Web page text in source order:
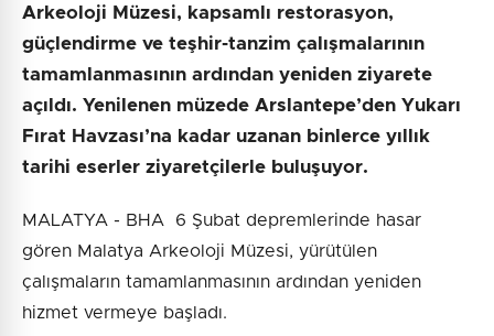
Arkeoloji Müzesi, kapsamlı restorasyon,
güçlendirme ve teşhir-tanzim çalışmalarının
tamamlanmasının ardından yeniden ziyarete
açıldı. Yenilenen müzede Arslantepe’den Yukarı
Fırat Havzası’na kadar uzanan binlerce yıllık
tarihi eserler ziyaretçilerle buluşuyor.
MALATYA - BHA 6 Şubat depremlerinde hasar
gören Malatya Arkeoloji Müzesi, yürütülen
çalışmaların tamamlanmasının ardından yeniden
hizmet vermeye başladı.